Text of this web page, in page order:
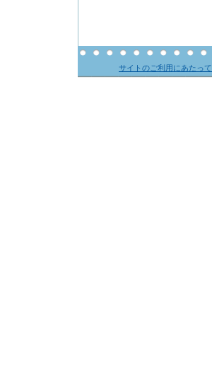
サイトのご利用にあたって